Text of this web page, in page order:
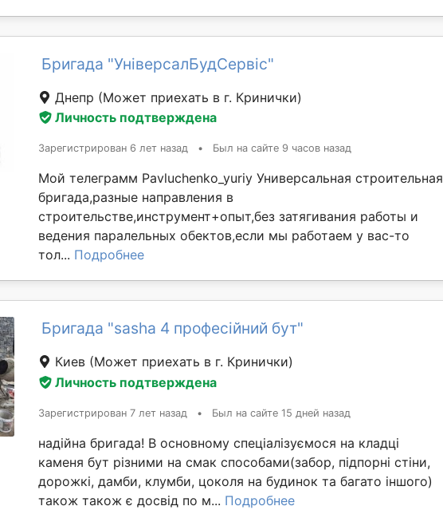
Бригада "УніверсалБудСервіс"
Днепр (Может приехать в г. Кринички)
Личность подтверждена
Зарегистрирован 6 лет назад • Был на сайте 9 часов назад
Мой телеграмм Pavluchenko_yuriy Универсальная строительная
бригада,разные направления в
строительстве,инструмент+опыт,без затягивания работы и
ведения паралельных обектов,если мы работаем у вас-то
тол... Подробнее
Бригада "sasha 4 професійний бут"
Киев (Может приехать в г. Кринички)
Личность подтверждена
Зарегистрирован 7 лет назад • Был на сайте 15 дней назад
надійна бригада! В основному спеціалізуємося на кладці
каменя бут різними на смак способами(забор, підпорні стіни,
дорожкі, дамби, клумби, цоколя на будинок та багато іншого)
також також є досвід по м... Подробнее